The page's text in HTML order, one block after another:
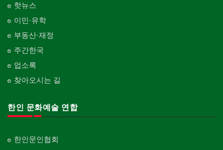
핫뉴스
이민·유학
부동산·재정
주간한국
업소록
찾아오시는 길
한인 문화예술 연합
한인문인협회